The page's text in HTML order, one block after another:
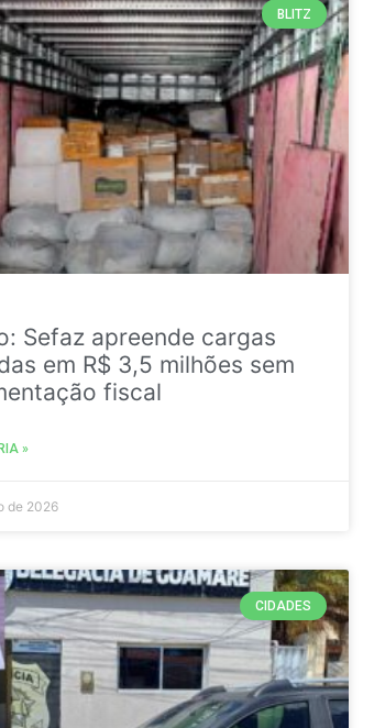
BLITZ
Sefaz apreende cargas
em R$ 3,5 milhões sem
fiscal
»
de 2026
CIDADES